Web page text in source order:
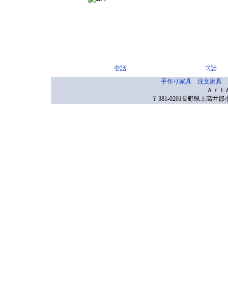
壱話
弐話
手作り家具
注文家具
Ａｒ
〒381-0201長野県上高井